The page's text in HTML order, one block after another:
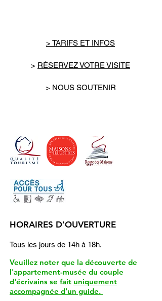
> TARIFS ET INFOS
> RÉSERVEZ VOTRE VISITE
> NOUS SOUTENIR
HORAIRES D'OUVERTURE
Tous les jours de 14h à 18h.
Veuillez noter que la découverte de
l'appartement-musée du couple
d'écrivains se fait uniquement
accompagnée d'un guide.